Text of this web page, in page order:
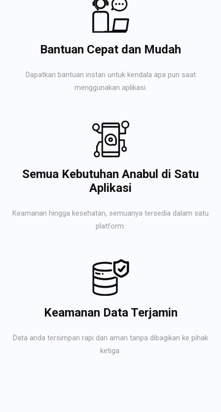
Bantuan Cepat dan Mudah
Dapatkan bantuan instan untuk kendala apa pun saat
menggunakan aplikasi.
Semua Kebutuhan Anabul di Satu
Aplikasi
Keamanan hingga kesehatan, semuanya tersedia dalam satu
platform.
Keamanan Data Terjamin
Data anda tersimpan rapi dan aman tanpa dibagikan ke pihak
ketiga.